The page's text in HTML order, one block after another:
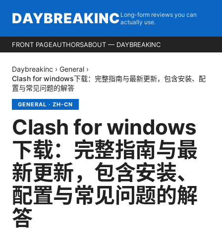
DAYBREAKINC Long-form reviews you can
actually use.
FRONT PAGEAUTHORSABOUT — DAYBREAKINC
Daybreakinc › General ›
Clash for windows下载：完整指南与最新更新，包含安装、配
置与常见问题的解答
GENERAL · ZH-CN
Clash for windows
下载：完整指南与最
新更新，包含安装、
配置与常见问题的解
答